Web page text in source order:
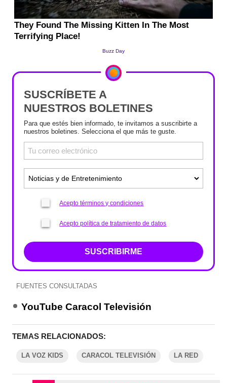
SUSCRÍBETE A
NUESTROS BOLETINES
Para que estés bien informado, te invitamos a suscribirte a
nuestros boletines. Selecciona el que más te guste.
Acepto términos y condiciones
Acepto política de tratamiento de datos
SUSCRIBIRME
FUENTES CONSULTADAS
YouTube Caracol Televisión
TEMAS RELACIONADOS:
LA VOZ KIDS CARACOL TELEVISIÓN LA RED